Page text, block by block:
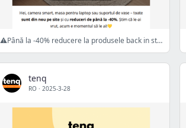
⚠️Până la -40% reducere la produsele back in stock!
tenq
RO · 2025-3-28